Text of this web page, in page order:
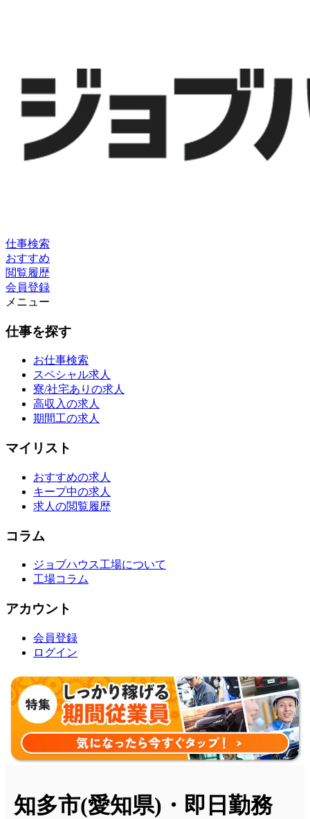
仕事検索
おすすめ
閲覧履歴
会員登録
メニュー
仕事を探す
お仕事検索
スペシャル求人
寮/社宅ありの求人
高収入の求人
期間工の求人
マイリスト
おすすめの求人
キープ中の求人
求人の閲覧履歴
コラム
ジョブハウス工場について
工場コラム
アカウント
会員登録
ログイン
知多市(愛知県)・即日勤務